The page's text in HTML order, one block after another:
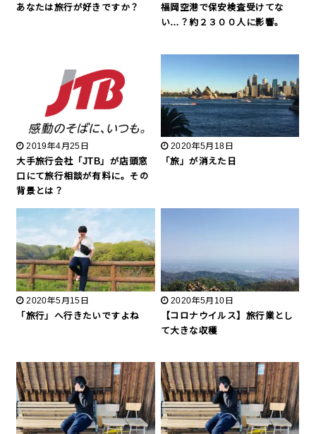
あなたは旅行が好きですか？
福岡空港で保安検査受けてな
い…？約２３００人に影響。
2019年4月25日
大手旅行会社「JTB」が店頭窓
口にて旅行相談が有料に。その
背景とは？
2020年5月18日
「旅」が消えた日
2020年5月15日
「旅行」へ行きたいですよね
2020年5月10日
【コロナウイルス】旅行業とし
て大きな収穫